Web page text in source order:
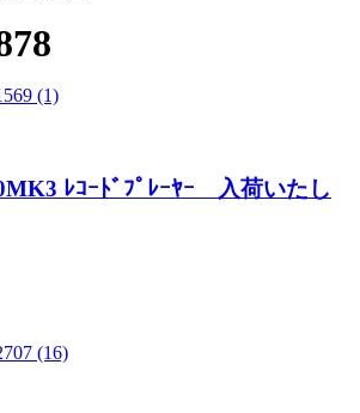
ﾚｺｰﾄﾞﾌﾟﾚｰﾔｰ 入荷いたし